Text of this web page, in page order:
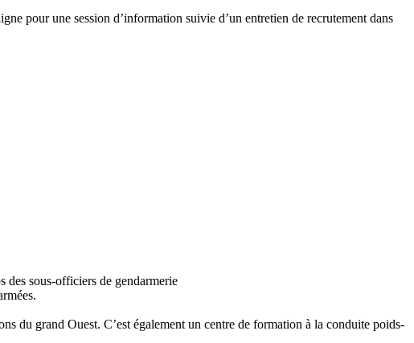
pour une session d’information suivie d’un entretien de recrutement dans
des sous-officiers de gendarmerie
du grand Ouest. C’est également un centre de formation à la conduite poids-